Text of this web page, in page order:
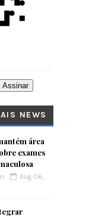
NEWS
área
exames
Aug 06,